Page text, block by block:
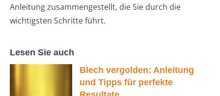
Anleitung zusammengestellt, die Sie durch die
wichtigsten Schritte führt.
Lesen Sie auch
Blech vergolden: Anleitung
und Tipps für perfekte